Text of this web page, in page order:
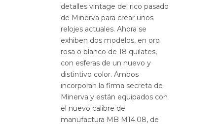
detalles vintage del rico pasado
de Minerva para crear unos
relojes actuales. Ahora se
exhiben dos modelos, en oro
rosa o blanco de 18 quilates,
con esferas de un nuevo y
distintivo color. Ambos
incorporan la firma secreta de
Minerva y están equipados con
el nuevo calibre de
manufactura MB M14.08, de